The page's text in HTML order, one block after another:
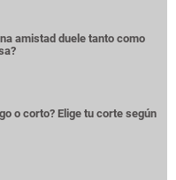
amistad duele tanto como
o corto? Elige tu corte según